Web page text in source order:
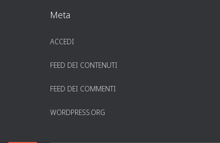
Meta
ACCEDI
FEED DEI CONTENUTI
FEED DEI COMMENTI
WORDPRESS.ORG